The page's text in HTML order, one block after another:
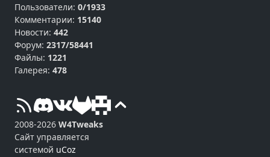
Пользователи: 0/1933
Комментарии: 15140
Новости: 442
Форум: 2317/58441
Файлы: 1221
Галерея: 478
2008-2026 W4Tweaks
Сайт управляется
системой uCoz